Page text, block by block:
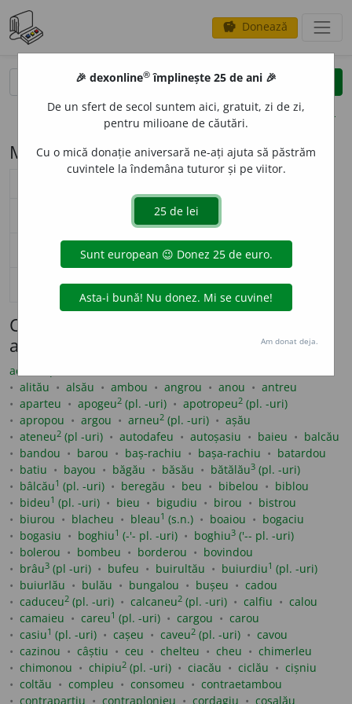
savings Donează
opțiuni
Modelul de flexiune N52 (eseu)
ese u
plural eseuri
genitiv-dativ
singular eseu eseului
plural eseuri es eurilor
vocativ
plural —
Cuvinte care se flexionează conform
acestui model (maximum 100 afișate)
achiu
alitău
alsău ambou angrou anou
antreu
aparteu
apogeu2 (pl. -uri) apotropeu2 (pl. -uri)
apropou
argou arneu2 (pl. -uri)
așău
ateneu2 (pl -uri) autodafeu autoșasiu baieu
balcău
bandou
barou baș-rachiu bașa-rachiu
batardou
batiu
bayou băgău băsău bătălău3 (pl. -uri)
bâlcău1 (pl. -uri) beregău beu bibelou
biblou
bideu1 (pl. -uri) bieu bigudiu birou
bistrou
biurou
blacheu bleau1 (s.n.) boaiou
bogaciu
bogasiu
boghiu1 (-'- pl. -uri) boghiu3 ('-- pl. -uri)
bolerou
bombeu borderou
bovindou
brâu3 (pl -uri) bufeu buirultău buiurdiu1 (pl. -uri)
buiurlău
bulău bungalou bușeu
cadou
caduceu2 (pl. -uri) calcaneu2 (pl. -uri) calfiu
calou
camaieu
careu1 (pl. -uri) cargou
carou
casiu1 (pl. -uri) cașeu caveu2 (pl. -uri)
cavou
cazinou
câștiu ceu chelteu cheu
chimerleu
chimonou
chipiu2 (pl. -uri) ciacău ciclău
cișniu
coltău
compleu consomeu
contraetambou
contrapartiu
contraplonjeu cordagiu cosalău
🎉 dexonline® împlinește 25 de ani 🎉
De un sfert de secol suntem aici, gratuit, zi de zi,
pentru milioane de căutări.
Cu o mică donație aniversară ne-ați ajuta să păstrăm
cuvintele la îndemâna tuturor și pe viitor.
Am donat deja.